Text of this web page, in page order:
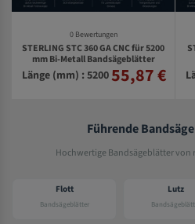
0 Bewertungen
STERLING STC 360 GA CNC für 5200
mm Bi-Metall Bandsägeblätter
Länge (mm) : 520055,87 €
Führende
Hochwertige Bandsägeblätter
Flott
Bandsägeblätter
Lutz